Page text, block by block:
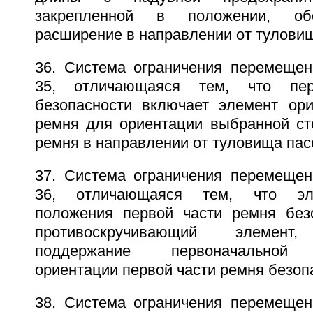
закрепленной в положении,
расширение в направлении от
36. Система ограничения
35, отличающаяся тем, что
безопасности включает элемент
ремня для ориентации выбранной
ремня в направлении от туловища
37. Система ограничения
36, отличающаяся тем, что
положения первой части ремня
противоскручивающий
поддержание первоначальной
ориентации первой части ремня
38. Система ограничения